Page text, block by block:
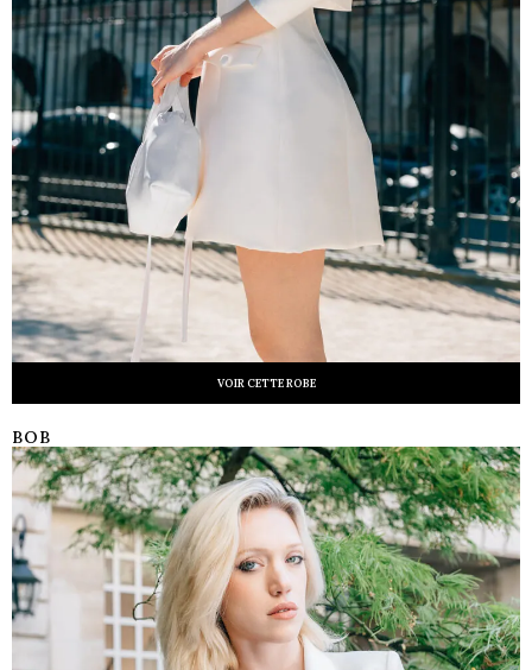
VOIR CETTE ROBE
BOB